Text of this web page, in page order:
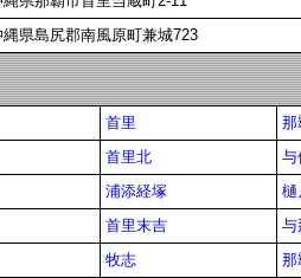
縄県島尻郡南風原町兼城723
首里
那
首里北
与
浦添経塚
樋
首里末吉
与
牧志
那